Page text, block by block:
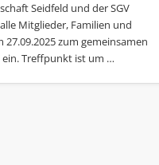
Seidfeld und der SGV
Mitglieder, Familien und
27.09.2025 zum gemeinsamen
Treffpunkt ist um …